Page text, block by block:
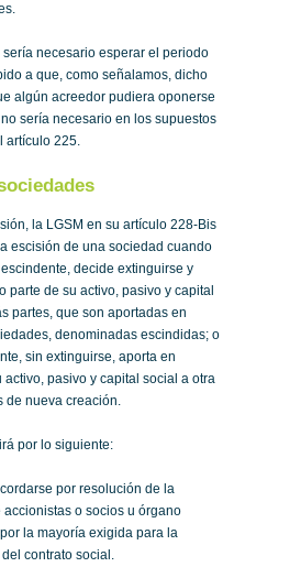
necesario esperar el periodo
a que, como señalamos, dicho
algún acreedor pudiera oponerse
sería necesario en los supuestos
artículo 225.
la LGSM en su artículo 228-Bis
escisión de una sociedad cuando
decide extinguirse y
parte de su activo, pasivo y capital
partes, que son aportadas en
denominadas escindidas; o
sin extinguirse, aporta en
pasivo y capital social a otra
nueva creación.
por lo siguiente:
por resolución de la
accionistas o socios u órgano
la mayoría exigida para la
contrato social.